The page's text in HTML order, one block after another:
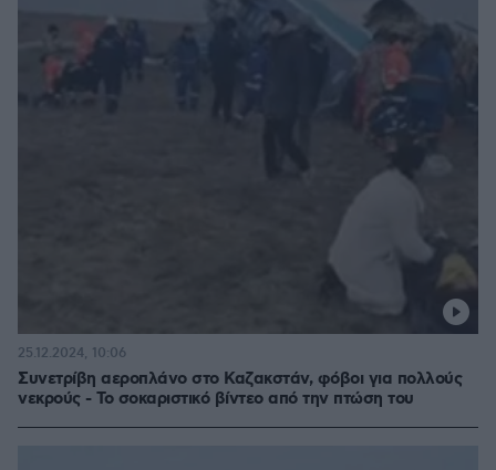
Συνετρίβη αεροπλάνο στο Καζακστάν, φόβοι για πολλούς
νεκρούς - Το σοκαριστικό βίντεο από την πτώση του
25.12.2024, 10:06